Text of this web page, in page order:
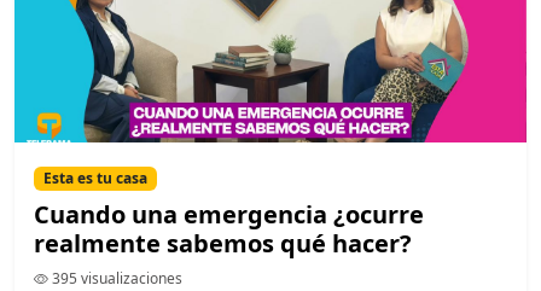
Esta es tu casa
Cuando una emergencia ¿ocurre
realmente sabemos qué hacer?
395 visualizaciones